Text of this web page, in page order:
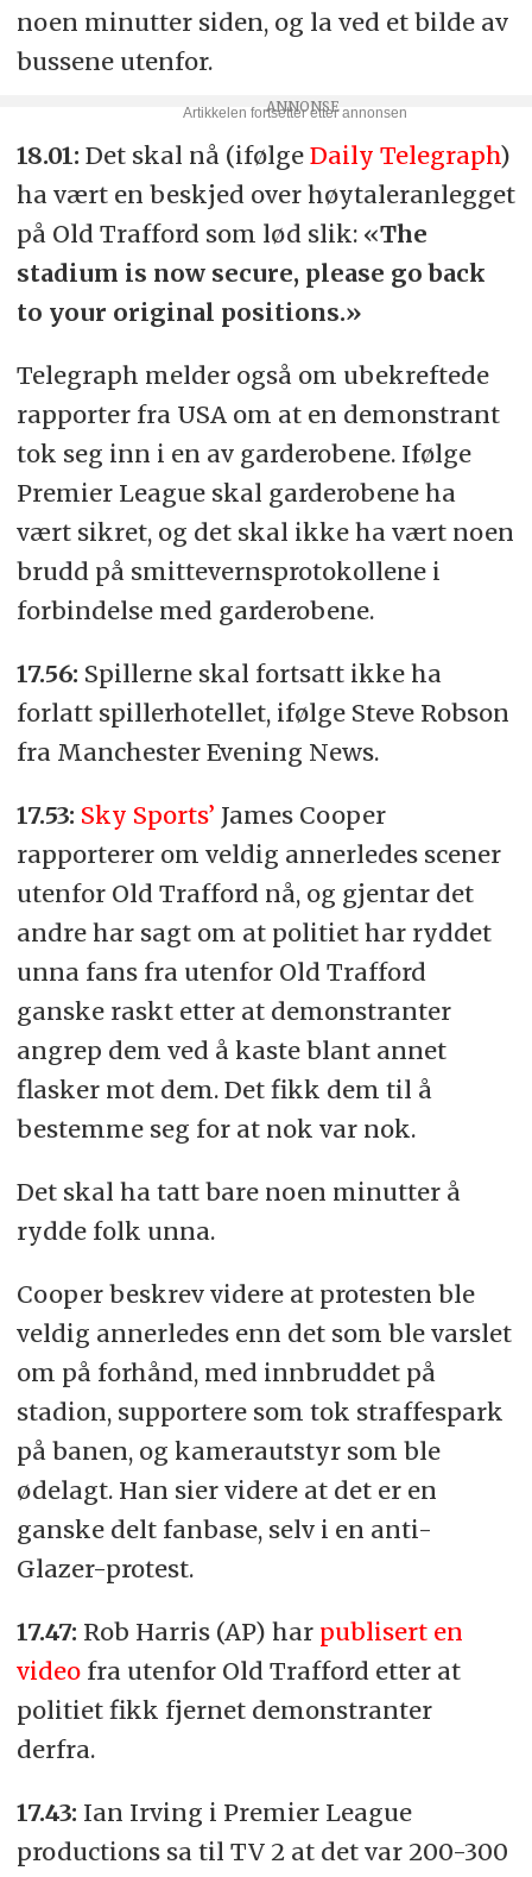
noen minutter siden, og la ved et bilde av
bussene utenfor.
18.01: Det skal nå (ifølge Daily Telegraph)
ha vært en beskjed over høytaleranlegget
på Old Trafford som lød slik: «The
stadium is now secure, please go back
to your original positions.»
Telegraph melder også om ubekreftede
rapporter fra USA om at en demonstrant
tok seg inn i en av garderobene. Ifølge
Premier League skal garderobene ha
vært sikret, og det skal ikke ha vært noen
brudd på smittevernsprotokollene i
forbindelse med garderobene.
17.56: Spillerne skal fortsatt ikke ha
forlatt spillerhotellet, ifølge Steve Robson
fra Manchester Evening News.
17.53: Sky Sports’ James Cooper
rapporterer om veldig annerledes scener
utenfor Old Trafford nå, og gjentar det
andre har sagt om at politiet har ryddet
unna fans fra utenfor Old Trafford
ganske raskt etter at demonstranter
angrep dem ved å kaste blant annet
flasker mot dem. Det fikk dem til å
bestemme seg for at nok var nok.
Det skal ha tatt bare noen minutter å
rydde folk unna.
Cooper beskrev videre at protesten ble
veldig annerledes enn det som ble varslet
om på forhånd, med innbruddet på
stadion, supportere som tok straffespark
på banen, og kamerautstyr som ble
ødelagt. Han sier videre at det er en
ganske delt fanbase, selv i en anti-
Glazer-protest.
17.47: Rob Harris (AP) har publisert en
videofra utenfor Old Trafford etter at
politiet fikk fjernet demonstranter
derfra.
17.43: Ian Irving i Premier League
productions sa til TV 2 at det var 200-300